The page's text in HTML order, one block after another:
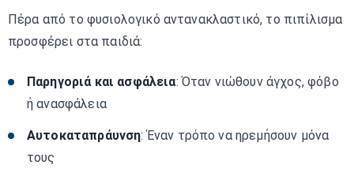
Πέρα από το φυσιολογικό αντανακλαστικό, το πιπίλισμα
προσφέρει στα παιδιά:
Παρηγοριά και ασφάλεια: Όταν νιώθουν άγχος, φόβο
ή ανασφάλεια
Αυτοκαταπράυνση: Έναν τρόπο να ηρεμήσουν μόνα
τους